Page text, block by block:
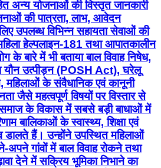
अन्य योजनाओं की विस्तृत जानकारी
की पात्रता, लाभ, आवेदन
उपलब्ध विभिन्न सहायता सेवाओं की
हेल्पलाइन-181 तथा आपातकालीन
के बारे में भी बताया बाल विवाह निषेध,
यौन उत्पीड़न (POSH Act), घरेलू
महिलाओं के संवैधानिक एवं कानूनी
जैसे महत्वपूर्ण विषयों पर विस्तार से
समाज के विकास में सबसे बड़ी बाधाओं में
बालिकाओं के स्वास्थ्य, शिक्षा एवं
डालते हैं। उन्होंने उपस्थित महिलाओं
अपने गांवों में बाल विवाह रोकने तथा
देने में सक्रिय भूमिका निभाने का